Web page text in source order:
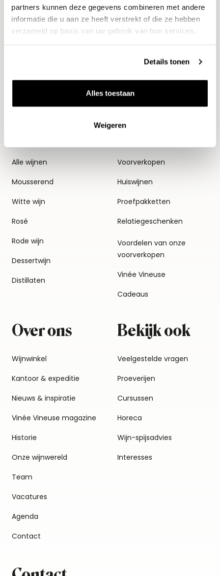
partners kunnen deze gegevens combineren met andere
informatie die u aan ze heeft verstrekt of die ze hebben
verzameld op basis van uw gebruik van hun services.
Details tonen
Alles toestaan
Weigeren
Aanmelden
Alle wijnen
Mousserend
Witte wijn
Rosé
Rode wijn
Dessertwijn
Distillaten
Thema's
Voorverkopen
Huiswijnen
Proefpakketten
Relatiegeschenken
Voordelen van onze
voorverkopen
Vinée Vineuse
Cadeaus
Over ons
Wijnwinkel
Kantoor & expeditie
Nieuws & inspiratie
Vinée Vineuse magazine
Historie
Onze wijnwereld
Team
Vacatures
Agenda
Contact
Bekijk ook
Veelgestelde vragen
Proeverijen
Cursussen
Horeca
Wijn-spijsadvies
Interesses